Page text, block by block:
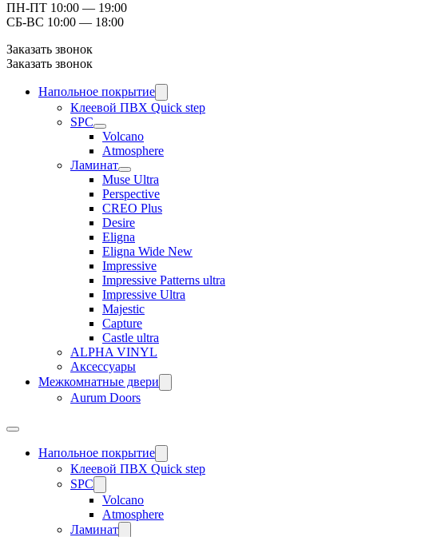
ПН-ПТ 10:00 — 19:00
СБ-ВС 10:00 — 18:00
Заказать звонок
Заказать звонок
Напольное покрытие
Клеевой ПВХ Quick step
SPC
Volcano
Atmosphere
Ламинат
Muse Ultra
Perspective
CREO Plus
Desire
Eligna
Eligna Wide New
Impressive
Impressive Patterns ultra
Impressive Ultra
Majestic
Capture
Castle ultra
ALPHA VINYL
Аксессуары
Межкомнатные двери
Aurum Doors
Напольное покрытие
Клеевой ПВХ Quick step
SPC
Volcano
Atmosphere
Ламинат